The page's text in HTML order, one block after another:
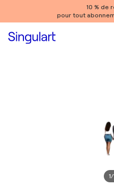
10 % de
pour tout
1/